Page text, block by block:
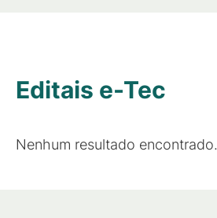
Editais e-Tec
Nenhum resultado encontrado.